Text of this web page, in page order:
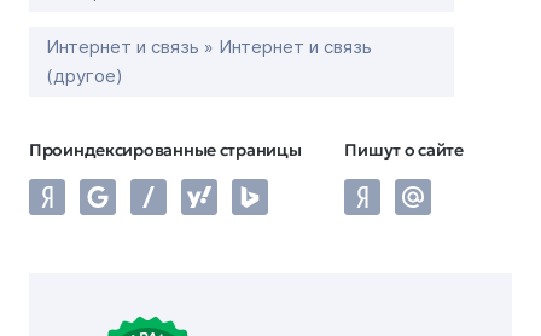
Интернет и связь » Интернет и связь
(другое)
Проиндексированные страницы Пишут о сайте